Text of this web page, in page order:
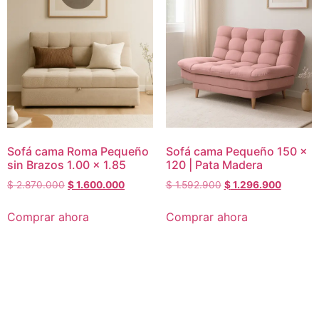
Sofá cama Roma Pequeño
sin Brazos 1.00 x 1.85
$2.870.000 $1.600.000
Comprar ahora
Sofá cama Pequeño 150 x
120 | Pata Madera
$1.592.900 $1.296.900
Comprar ahora